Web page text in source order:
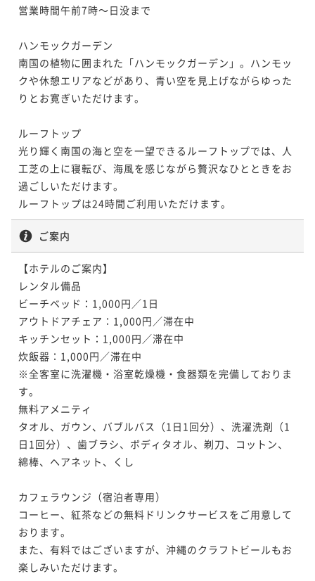
営業時間午前7時～日没まで
ハンモックガーデン
南国の植物に囲まれた「ハンモックガーデン」。ハンモッ
クや休憩エリアなどがあり、青い空を見上げながらゆった
りとお寛ぎいただけます。
ルーフトップ
光り輝く南国の海と空を一望できるルーフトップでは、人
工芝の上に寝転び、海風を感じながら贅沢なひとときをお
過ごしいただけます。
ルーフトップは24時間ご利用いただけます。
ご案内
【ホテルのご案内】
レンタル備品
ビーチベッド：1,000円／1日
アウトドアチェア：1,000円／滞在中
キッチンセット：1,000円／滞在中
炊飯器：1,000円／滞在中
※全客室に洗濯機・浴室乾燥機・食器類を完備しておりま
す。
無料アメニティ
タオル、ガウン、バブルバス（1日1回分）、洗濯洗剤（1
日1回分）、歯ブラシ、ボディタオル、剃刀、コットン、
綿棒、ヘアネット、くし
カフェラウンジ（宿泊者専用）
コーヒー、紅茶などの無料ドリンクサービスをご用意して
おります。
また、有料ではございますが、沖縄のクラフトビールもお
楽しみいただけます。